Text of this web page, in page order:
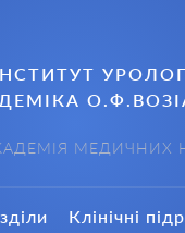
МЕДИЧНИХ
Клінічні